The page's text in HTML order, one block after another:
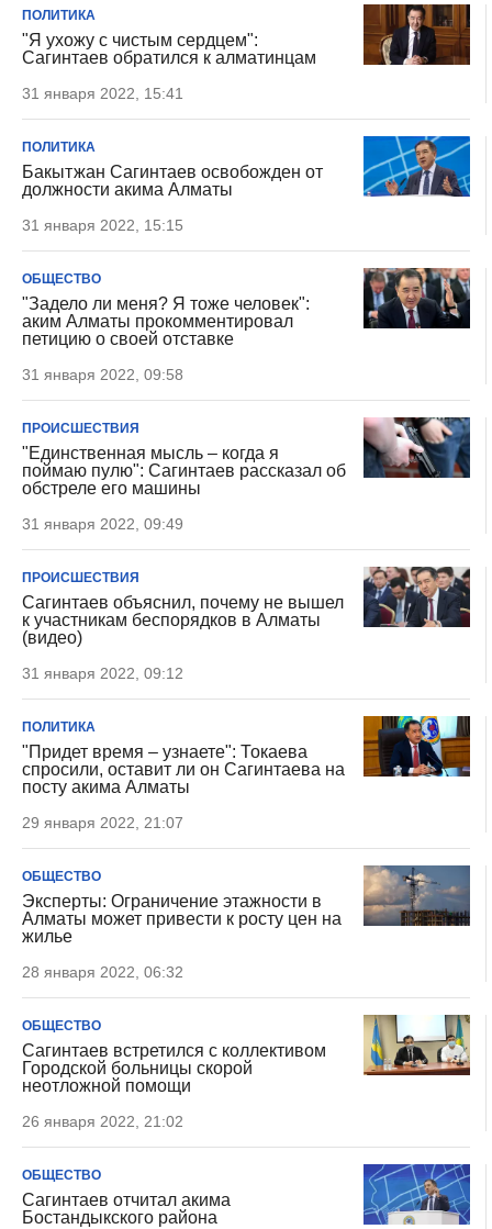
ПОЛИТИКА
"Я ухожу с чистым сердцем":
Сагинтаев обратился к алматинцам
31 января 2022, 15:41
ПОЛИТИКА
Бакытжан Сагинтаев освобожден от
должности акима Алматы
31 января 2022, 15:15
ОБЩЕСТВО
"Задело ли меня? Я тоже человек":
аким Алматы прокомментировал
петицию о своей отставке
31 января 2022, 09:58
ПРОИСШЕСТВИЯ
"Единственная мысль – когда я
поймаю пулю": Сагинтаев рассказал об
обстреле его машины
31 января 2022, 09:49
ПРОИСШЕСТВИЯ
Сагинтаев объяснил, почему не вышел
к участникам беспорядков в Алматы
(видео)
31 января 2022, 09:12
ПОЛИТИКА
"Придет время – узнаете": Токаева
спросили, оставит ли он Сагинтаева на
посту акима Алматы
29 января 2022, 21:07
ОБЩЕСТВО
Эксперты: Ограничение этажности в
Алматы может привести к росту цен на
жилье
28 января 2022, 06:32
ОБЩЕСТВО
Сагинтаев встретился с коллективом
Городской больницы скорой
неотложной помощи
26 января 2022, 21:02
ОБЩЕСТВО
Сагинтаев отчитал акима
Бостандыкского района